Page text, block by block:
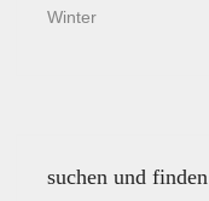
Winter
suchen und finden